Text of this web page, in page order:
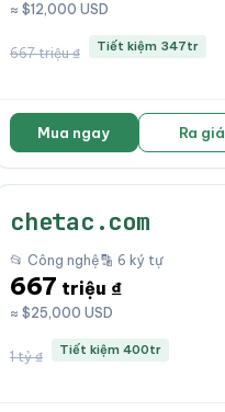
≈ $12,000 USD
667 triệu ₫ Tiết kiệm 347tr
Mua ngay Ra giá
chetac.com
📂 Công nghệ🔡 6 ký tự
667 triệu ₫
≈ $25,000 USD
1 tỷ ₫ Tiết kiệm 400tr